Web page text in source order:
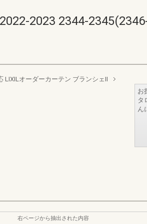
2023 2344-
LIXILオーダーカーテン ブランシェII
お
タ
ん
右ページから抽出された内容